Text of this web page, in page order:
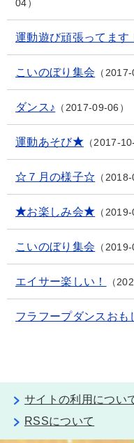
04
運動遊び頑張ってます
こいのぼり集会
ダンス♪ 2017-09-06
運動あそび★ 2017-
☆７月の様子☆
★お楽しみ会★
こいのぼり集会
エイサー楽しい！
フラフープダンスおも
サイトの利用につい
RSSについて